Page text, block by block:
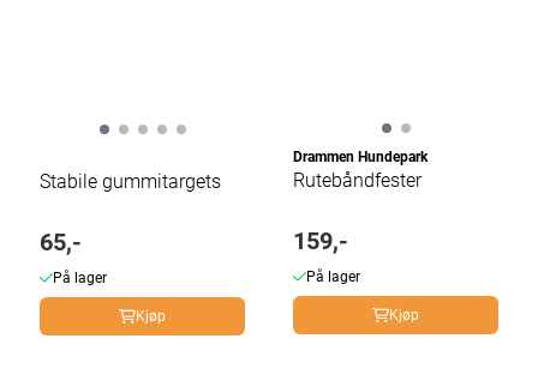
Stabile gummitargets
65,-
På lager
Kjøp
Drammen Hundepark
Rutebåndfester
159,-
På lager
Kjøp